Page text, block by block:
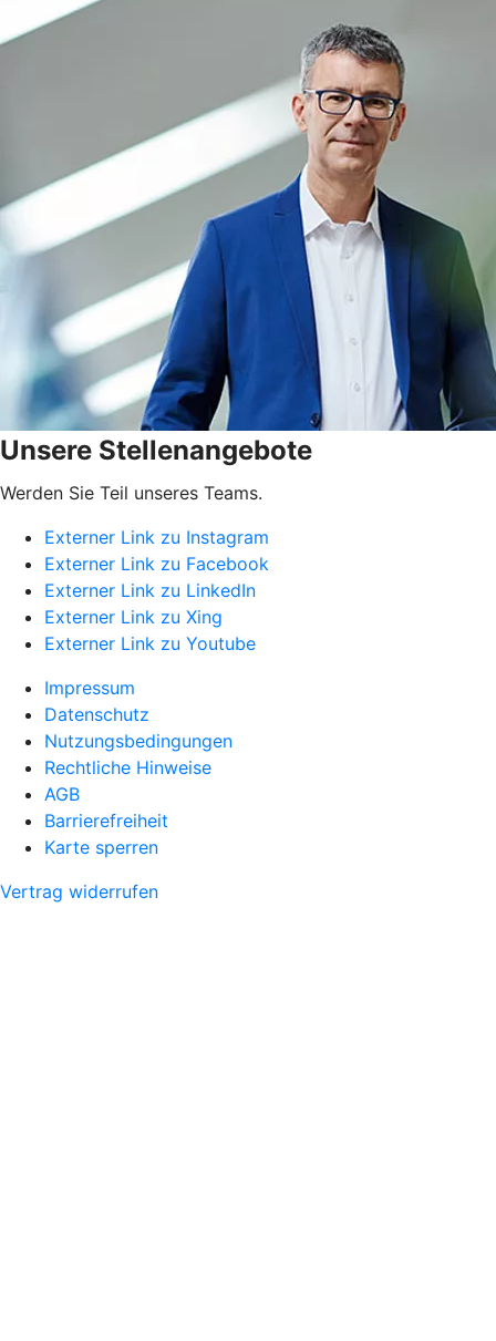
Unsere Stellenangebote
Werden Sie Teil unseres Teams.
Externer Link zu Instagram
Externer Link zu Facebook
Externer Link zu LinkedIn
Externer Link zu Xing
Externer Link zu Youtube
Impressum
Datenschutz
Nutzungsbedingungen
Rechtliche Hinweise
AGB
Barrierefreiheit
Karte sperren
Vertrag widerrufen